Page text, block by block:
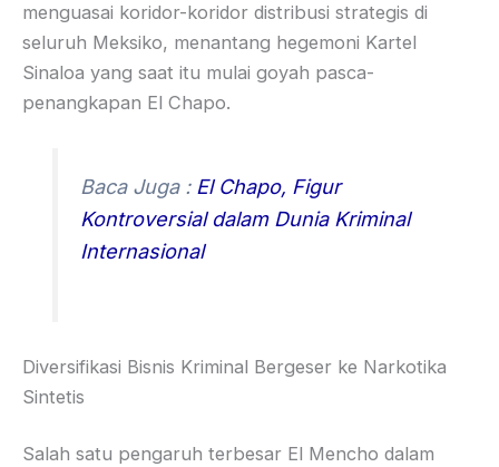
menguasai koridor-koridor distribusi strategis di
seluruh Meksiko, menantang hegemoni Kartel
Sinaloa yang saat itu mulai goyah pasca-
penangkapan El Chapo.
Baca Juga : El Chapo, Figur
Kontroversial dalam Dunia Kriminal
Internasional
Diversifikasi Bisnis Kriminal Bergeser ke Narkotika
Sintetis
Salah satu pengaruh terbesar El Mencho dalam